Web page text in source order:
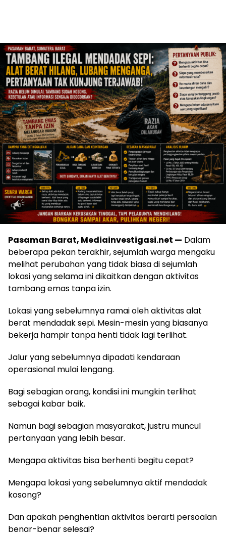
Pasaman Barat, Mediainvestigasi.net — Dalam
beberapa pekan terakhir, sejumlah warga mengaku
melihat perubahan yang tidak biasa di sejumlah
lokasi yang selama ini dikaitkan dengan aktivitas
tambang emas tanpa izin.
Lokasi yang sebelumnya ramai oleh aktivitas alat
berat mendadak sepi. Mesin-mesin yang biasanya
bekerja hampir tanpa henti tidak lagi terlihat.
Jalur yang sebelumnya dipadati kendaraan
operasional mulai lengang.
Bagi sebagian orang, kondisi ini mungkin terlihat
sebagai kabar baik.
Namun bagi sebagian masyarakat, justru muncul
pertanyaan yang lebih besar.
Mengapa aktivitas bisa berhenti begitu cepat?
Mengapa lokasi yang sebelumnya aktif mendadak
kosong?
Dan apakah penghentian aktivitas berarti persoalan
benar-benar selesai?